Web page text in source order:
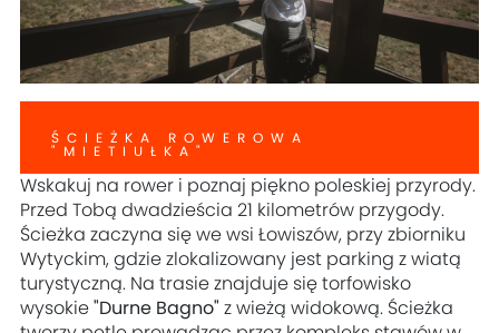
ŚCIEŻKA ROWEROWA
"MIETIUŁKA"
Wskakuj na rower i poznaj piękno poleskiej przyrody.
Przed Tobą dwadzieścia 21 kilometrów przygody.
Ścieżka zaczyna się we wsi Łowiszów, przy zbiorniku
Wytyckim, gdzie zlokalizowany jest parking z wiatą
turystyczną. Na trasie znajduje się torfowisko
wysokie"Durne Bagno" z wieżą widokową. Ścieżka